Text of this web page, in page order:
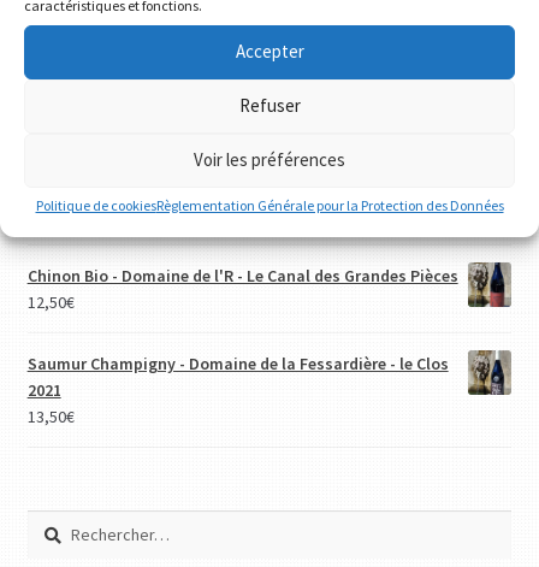
caractéristiques et fonctions.
Accepter
Refuser
Voir les préférences
Politique de cookiesRèglementation Générale pour la Protection des Données
28,00€
Chaloupe 2020
Chinon Bio et biodynamie - l'Ane Rouge 2022 - Vignoble
12,00€
Chinon Bio - Domaine de l'R - Le Canal des Grandes Pièces
12,50€
Saumur Champigny - Domaine de la Fessardière - le Clos
2021
13,50€
Rechercher :